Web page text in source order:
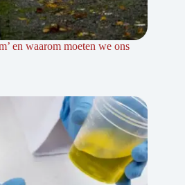
en waarom moeten we ons